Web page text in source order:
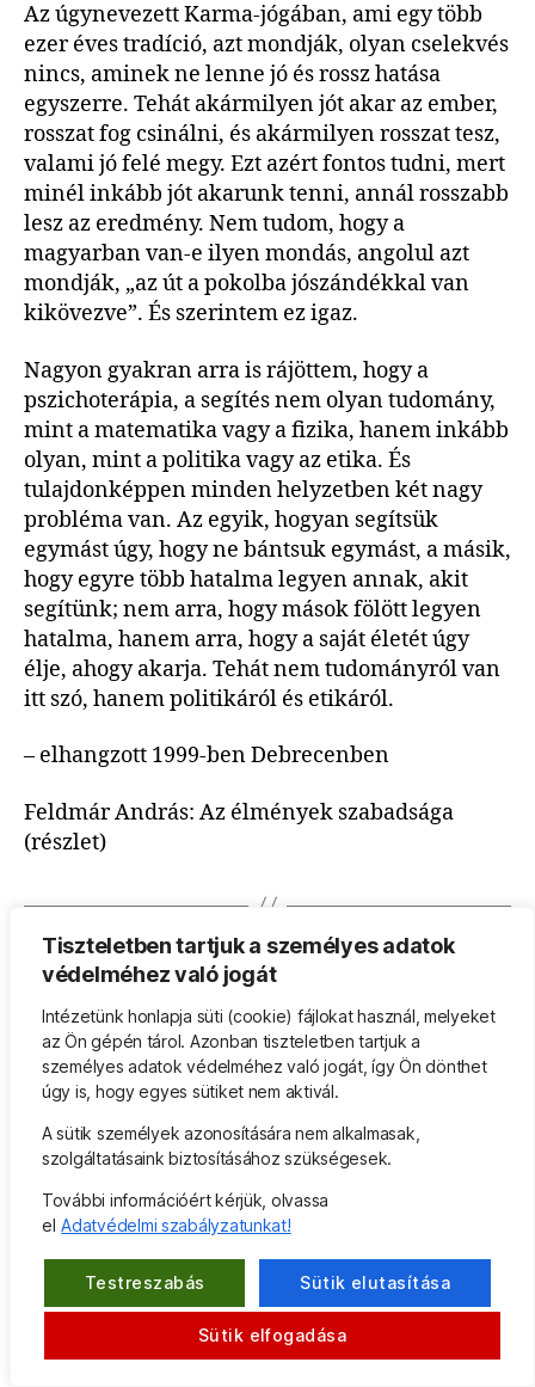
Tiszteletben tartjuk a személyes adatok
védelméhez való jogát
Intézetünk honlapja süti (cookie) fájlokat használ, melyeket
az Ön gépén tárol. Azonban tiszteletben tartjuk a
személyes adatok védelméhez való jogát, így Ön dönthet
úgy is, hogy egyes sütiket nem aktivál.
A sütik személyek azonosítására nem alkalmasak,
szolgáltatásaink biztosításához szükségesek.
További információért kérjük, olvassa
el Adatvédelmi szabályzatunkat!
Testreszabás Sütik elutasítása
Sütik elfogadása
Az úgynevezett Karma-jógában, ami egy több
ezer éves tradíció, azt mondják, olyan cselekvés
nincs, aminek ne lenne jó és rossz hatása
egyszerre. Tehát akármilyen jót akar az ember,
rosszat fog csinálni, és akármilyen rosszat tesz,
valami jó felé megy. Ezt azért fontos tudni, mert
minél inkább jót akarunk tenni, annál rosszabb
lesz az eredmény. Nem tudom, hogy a
magyarban van-e ilyen mondás, angolul azt
mondják, „az út a pokolba jószándékkal van
kikövezve”. És szerintem ez igaz.
Nagyon gyakran arra is rájöttem, hogy a
pszichoterápia, a segítés nem olyan tudomány,
mint a matematika vagy a fizika, hanem inkább
olyan, mint a politika vagy az etika. És
tulajdonképpen minden helyzetben két nagy
probléma van. Az egyik, hogyan segítsük
egymást úgy, hogy ne bántsuk egymást, a másik,
hogy egyre több hatalma legyen annak, akit
segítünk; nem arra, hogy mások fölött legyen
hatalma, hanem arra, hogy a saját életét úgy
élje, ahogy akarja. Tehát nem tudományról van
itt szó, hanem politikáról és etikáról.
– elhangzott 1999-ben Debrecenben
Feldmár András: Az élmények szabadsága
(részlet)
Feldmár András online
szemináriumot tartott az
Amerikai Pszichológiai
Társaságnak
Bejegyzés
szerzője
Szerző: Feldmár Intézet
Nincs hozzászólás
András
online
tartott